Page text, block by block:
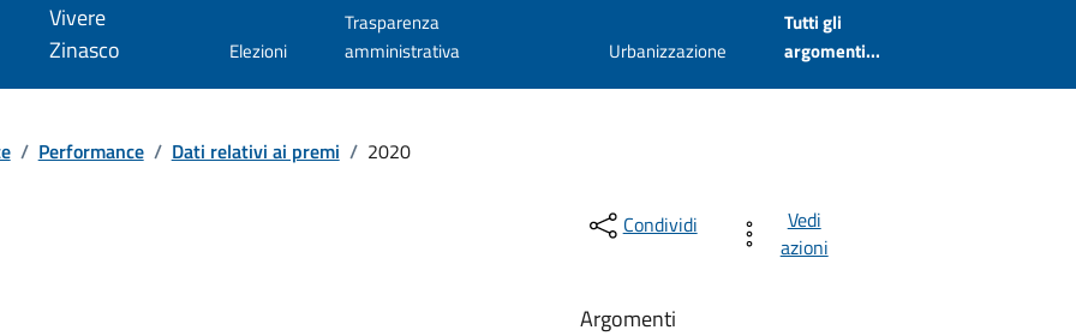
Vivere
Zinasco
Elezioni
Trasparenza
amministrativa
Urbanizzazione
Tutti gli
argomenti...
/ Performance / Dati relativi ai premi / 2020
Condividi
Vedi
azioni
Argomenti